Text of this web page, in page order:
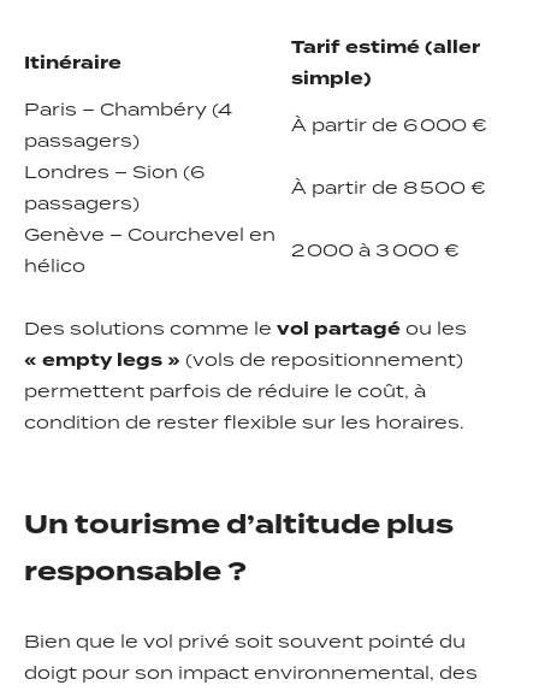
Itinéraire
Tarif estimé (aller
simple)
Paris – Chambéry (4
passagers)
À partir de 6 000 €
Londres – Sion (6
passagers)
À partir de 8 500 €
Genève – Courchevel en
hélico
2 000 à 3 000 €
Des solutions comme le vol partagéou les
« empty legs » (vols de repositionnement)
permettent parfois de réduire le coût, à
condition de rester flexible sur les horaires.
Un tourisme d’altitude plus
responsable ?
Bien que le vol privé soit souvent pointé du
doigt pour son impact environnemental, des